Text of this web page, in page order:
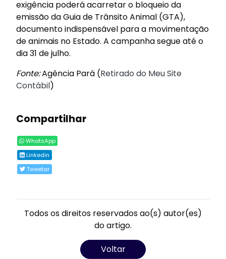
exigência poderá acarretar o bloqueio da
emissão da Guia de Trânsito Animal (GTA),
documento indispensável para a movimentação
de animais no Estado. A campanha segue até o
dia 31 de julho.
Fonte:Agência Pará (Retirado do Meu Site
Contábil)
Compartilhar
WhatsApp
Linkedin
Tweetar
Todos os direitos reservados ao(s) autor(es)
do artigo.
Voltar